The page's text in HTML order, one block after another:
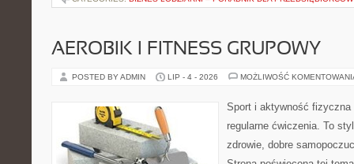
AEROBIK I FITNESS GRUPOWY
POSTED BY ADMIN LIP - 4 - 2026 MOŻLIWOŚĆ
Sport i aktywność
regularne ćwiczenia. To
zdrowie, dobre